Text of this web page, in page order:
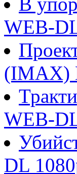
WEB-
(IMAX)
WEB-
DL